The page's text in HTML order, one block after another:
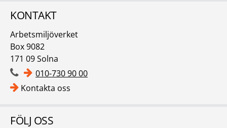
KONTAKT
Arbetsmiljöverket
Box 9082
171 09 Solna
010-730 90 00
Kontakta oss
FÖLJ OSS